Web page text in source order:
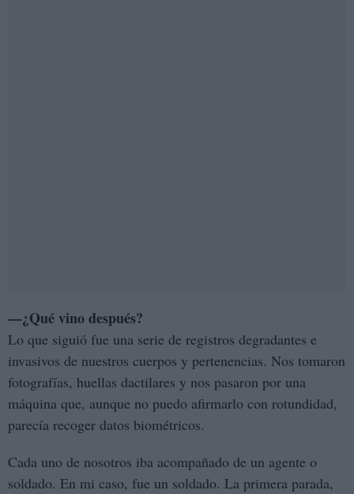
—¿Qué vino después?
Lo que siguió fue una serie de registros degradantes e
invasivos de nuestros cuerpos y pertenencias. Nos tomaron
fotografías, huellas dactilares y nos pasaron por una
máquina que, aunque no puedo afirmarlo con rotundidad,
parecía recoger datos biométricos.
Cada uno de nosotros iba acompañado de un agente o
soldado. En mi caso, fue un soldado. La primera parada,